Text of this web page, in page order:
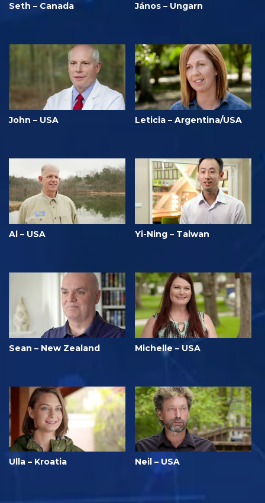
Seth – Canada János – Ungarn
John – USA Leticia – Argentina/USA
Al – USA Yi-Ning – Taiwan
Sean – New Zealand Michelle – USA
Ulla – Kroatia Neil – USA